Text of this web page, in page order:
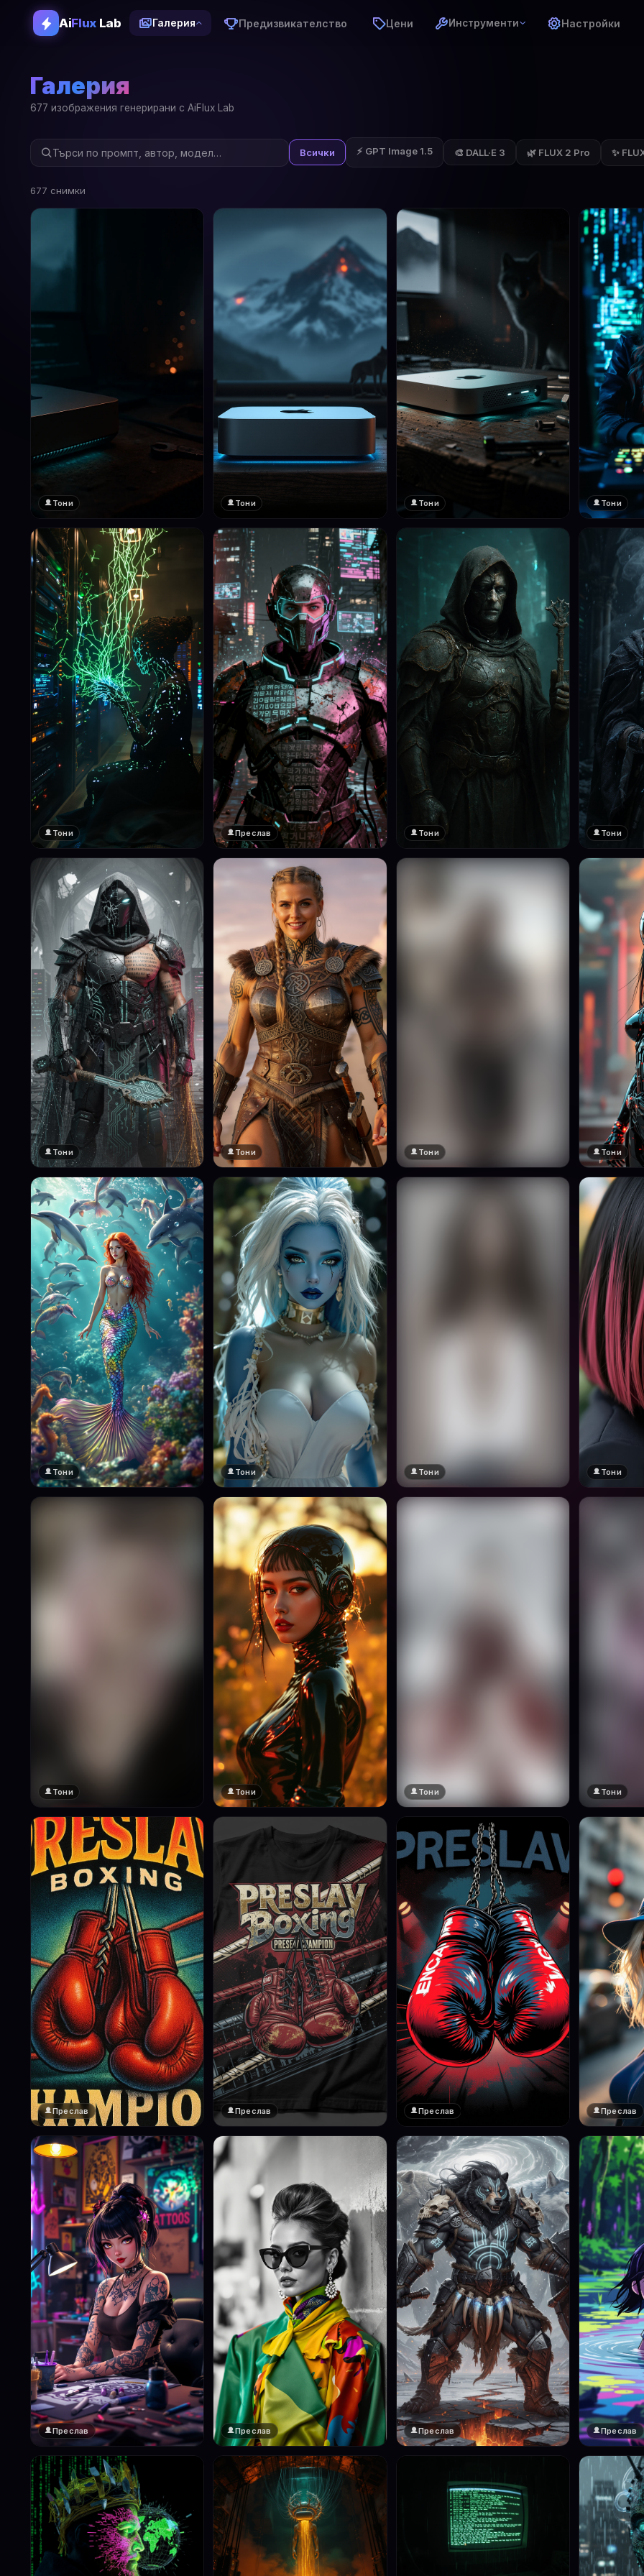
AiFluxLab Галерия Предизвикателство Цени Инструменти Настройки
Галерия
677 изображения генерирани с AiFlux Lab
Всички ⚡ GPT Image 1.5 🎨 DALL·E 3 🌿 FLUX 2 Pro ✨
677 снимки
Тони Тони
Тони
❤️
Тони
❤️
1
Тони
❤️
1
Преслав Тони Тони
Тони Тони
🔞 18+
Тони Тони
Тони Тони
🔞 18+
Тони Тони
🔞 18+
Натисни за преглед
Тони Тони
🔞 18+
Натисни за преглед
Тони
🔞 18+
Натисни за
Тони
❤️
1
Преслав Преслав Преслав Преслав
Преслав Преслав Преслав Преслав